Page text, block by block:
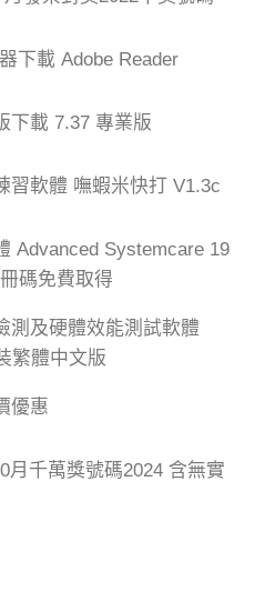
下載 Adobe Reader
下載 7.37 專業版
習軟體 嘸蝦米快打 V1.3c
Advanced Systemcare 19
碼免費取得
測及硬體效能測試軟體
繁體中文版
優惠
月千萬獎號碼2024 含無實